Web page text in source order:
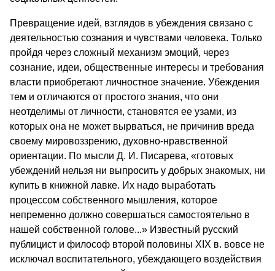
Превращение идей, взглядов в убеждения связано с
деятельностью сознания и чувствами человека. Только
пройдя через сложный механизм эмоций, через
сознание, идеи, общественные интересы и требования
власти приобретают личностное значение. Убеждения
тем и отличаются от простого знания, что они
неотделимы от личности, становятся ее узами, из
которых она не может вырваться, не причинив вреда
своему мировоззрению, духовно-нравственной
ориентации. По мысли Д. И. Писарева, «готовых
убеждений нельзя ни выпросить у добрых знакомых, ни
купить в книжной лавке. Их надо выработать
процессом собственного мышления, которое
непременно должно совершаться самостоятельно в
нашей собственной голове...» Известный русский
публицист и философ второй половины XIX в. вовсе не
исключал воспитательного, убеждающего воздействия